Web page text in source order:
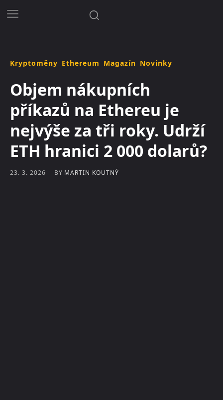
Kryptoměny Ethereum Magazín Novinky
Objem nákupních
příkazů na Ethereu je
nejvýše za tři roky. Udrží
ETH hranici 2 000 dolarů?
23. 3. 2026 BY MARTIN KOUTNÝ